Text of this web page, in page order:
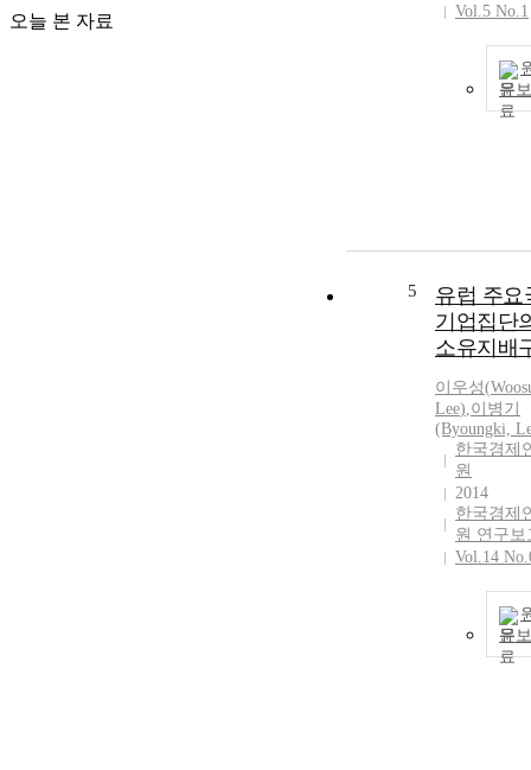
오늘 본 자료
Vol.5 No.1
문
5
유럽 주요
기업집단
소유지배
이우성(
Lee),이병기
(Byoungki,
한국경제
원
2014
한국경제
원 연구보
Vol.14
문